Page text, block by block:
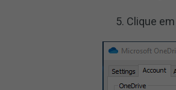
Clique em